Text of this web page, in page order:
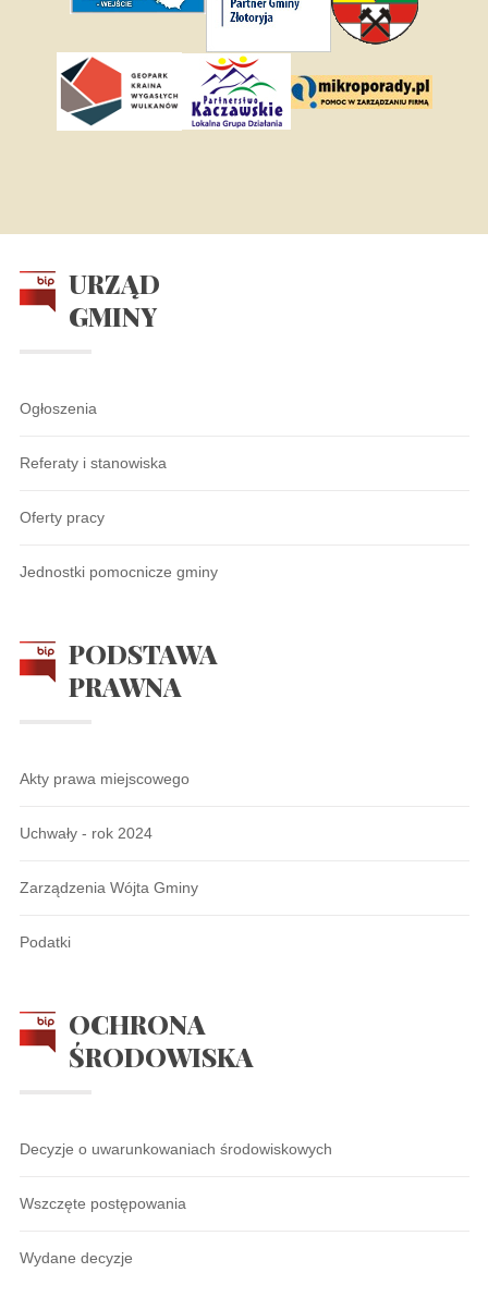
URZĄD
GMINY
Ogłoszenia
Referaty i stanowiska
Oferty pracy
Jednostki pomocnicze gminy
PODSTAWA
PRAWNA
Akty prawa miejscowego
Uchwały - rok 2024
Zarządzenia Wójta Gminy
Podatki
OCHRONA
ŚRODOWISKA
Decyzje o uwarunkowaniach środowiskowych
Wszczęte postępowania
Wydane decyzje